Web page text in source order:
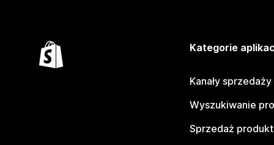
Kategorie
Kanały sprzedaży
Wyszukiwanie
Sprzedaż